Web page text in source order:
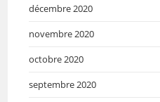
décembre 2020
novembre 2020
octobre 2020
septembre 2020